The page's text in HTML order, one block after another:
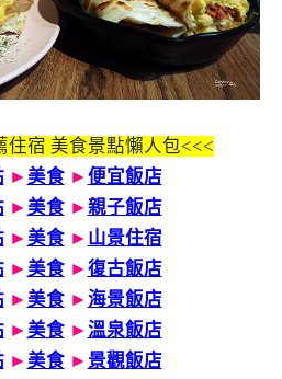
住宿 美食景點懶人包<<<
► 美食► 便宜飯店
► 美食► 親子飯店
► 美食► 山景住宿
► 美食► 復古飯店
► 美食► 海景飯店
► 美食► 溫泉飯店
► 美食► 景觀飯店